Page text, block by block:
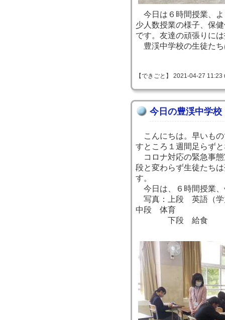
今日は６時間授業、よ
少人数授業の様子、保
です。友達の頑張りに
豊渓中学校の生徒た
【できごと】 2021-04-27
今日の豊渓中学校
こんにちは。早いもの
すところ１週間足らず
コロナ対応の緊急事態
段と変わらず生徒たち
す。
今日は、６時間授業、
写真：上段 英語（学
中段 体育
下段 給食